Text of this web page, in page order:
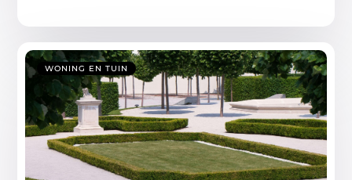
WONING EN TUIN